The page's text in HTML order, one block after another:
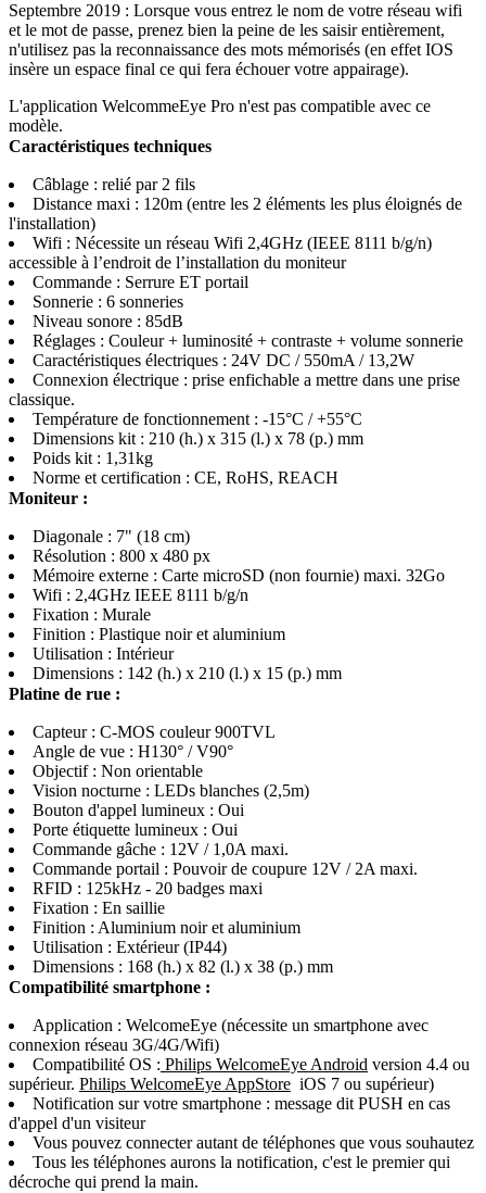
Septembre 2019 : Lorsque vous entrez le nom de votre réseau wifi
et le mot de passe, prenez bien la peine de les saisir entièrement,
n'utilisez pas la reconnaissance des mots mémorisés (en effet IOS
insère un espace final ce qui fera échouer votre appairage).
L'application WelcommeEye Pro n'est pas compatible avec ce
modèle.
Caractéristiques techniques
Câblage : relié par 2 fils
Distance maxi : 120m (entre les 2 éléments les plus éloignés de
l'installation)
Wifi : Nécessite un réseau Wifi 2,4GHz (IEEE 8111 b/g/n)
accessible à l’endroit de l’installation du moniteur
Commande : Serrure ET portail
Sonnerie : 6 sonneries
Niveau sonore : 85dB
Réglages : Couleur + luminosité + contraste + volume sonnerie
Caractéristiques électriques : 24V DC / 550mA / 13,2W
Connexion électrique : prise enfichable a mettre dans une prise
classique.
Température de fonctionnement : -15°C / +55°C
Dimensions kit : 210 (h.) x 315 (l.) x 78 (p.) mm
Poids kit : 1,31kg
Norme et certification : CE, RoHS, REACH
Moniteur :
Diagonale : 7" (18 cm)
Résolution : 800 x 480 px
Mémoire externe : Carte microSD (non fournie) maxi. 32Go
Wifi : 2,4GHz IEEE 8111 b/g/n
Fixation : Murale
Finition : Plastique noir et aluminium
Utilisation : Intérieur
Dimensions : 142 (h.) x 210 (l.) x 15 (p.) mm
Platine de rue :
Capteur : C-MOS couleur 900TVL
Angle de vue : H130° / V90°
Objectif : Non orientable
Vision nocturne : LEDs blanches (2,5m)
Bouton d'appel lumineux : Oui
Porte étiquette lumineux : Oui
Commande gâche : 12V / 1,0A maxi.
Commande portail : Pouvoir de coupure 12V / 2A maxi.
RFID : 125kHz - 20 badges maxi
Fixation : En saillie
Finition : Aluminium noir et aluminium
Utilisation : Extérieur (IP44)
Dimensions : 168 (h.) x 82 (l.) x 38 (p.) mm
Compatibilité smartphone :
Application : WelcomeEye (nécessite un smartphone avec
connexion réseau 3G/4G/Wifi)
Compatibilité OS : Philips WelcomeEye Android version 4.4 ou
supérieur. Philips WelcomeEye AppStore iOS 7 ou supérieur)
Notification sur votre smartphone : message dit PUSH en cas
d'appel d'un visiteur
Vous pouvez connecter autant de téléphones que vous souhautez
Tous les téléphones aurons la notification, c'est le premier qui
décroche qui prend la main.